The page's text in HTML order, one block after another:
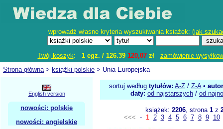
wprowadź własne kryteria wyszukiwania książek: (jak
Twój koszyk: 1 egz. /126.39 120,07zł
zamówienie
Strona główna> książki polskie > Unia Europejska
English version
nowości: polskie
nowości: angielskie
sortuj według tytułów: A-Z / Z-A•
daty: od najstarszych / od
książek: 2206, strona 1z
<<< - 1 2 3 4 5 6 7 8 9 10